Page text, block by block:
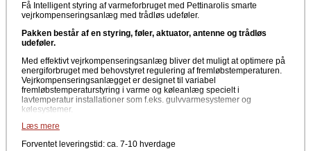
Få Intelligent styring af varmeforbruget med Pettinarolis smarte
vejrkompenseringsanlæg med trådløs udeføler.
Pakken består af en styring, føler, aktuator, antenne og trådløs
udeføler.
Med effektivt vejrkompenseringsanlæg bliver det muligt at optimere på
energiforbruget med behovstyret regulering af fremløbstemperaturen.
Vejrkompenseringsanlægget er designet til variabel
fremløbstemperaturstyring i varme og køleanlæg specielt i
lavtemperatur installationer som f.eks. gulvvarmesystemer og
kølesystemer.
Hvordan virker vejrkompenseringsanlægget?
Pettinarolis Vejrkompenseringsanlæg sikrer, at temperaturen på
Læs mere
Forventet leveringstid: ca. 7-10 hverdage